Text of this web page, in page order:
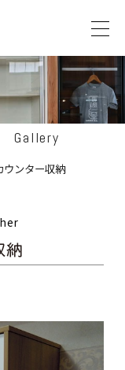
Gallery
ウンター収納
納